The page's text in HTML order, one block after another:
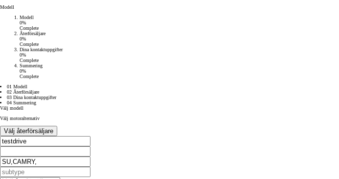
Från 238 900 kr
Från 2 349 kr/mån
Easy Billån
GR Yaris
BENSIN
Modell
Modell
0%
Complete
Återförsäljare
0%
Complete
Dina kontaktuppgifter
0%
Complete
Summering
0%
Complete
01 Modell
02 Återförsäljare
03 Dina kontaktuppgifter
04 Summering
Välj modell
Välj motoralternativ
Välj återförsäljare